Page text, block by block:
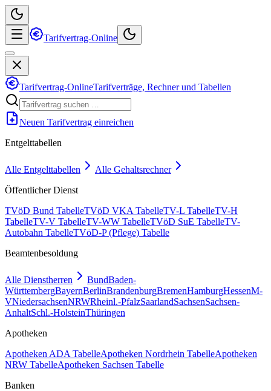
Tarifvertrag-Online
Tarifvertrag-OnlineTarifverträge, Rechner und Tabellen
Neuen Tarifvertrag einreichen
Entgelttabellen
Alle Entgelttabellen
Alle Gehaltsrechner
Öffentlicher Dienst
TVöD Bund TabelleTVöD VKA TabelleTV-L TabelleTV-H
TabelleTV-V TabelleTV-WW TabelleTVöD SuE TabelleTV-
Autobahn TabelleTVöD-P (Pflege) Tabelle
Beamtenbesoldung
Alle Dienstherren BundBaden-
WürttembergBayernBerlinBrandenburgBremenHamburgHessenM-
VNiedersachsenNRWRheinl.-PfalzSaarlandSachsenSachsen-
AnhaltSchl.-HolsteinThüringen
Apotheken
Apotheken ADA TabelleApotheken Nordrhein TabelleApotheken
NRW TabelleApotheken Sachsen Tabelle
Banken